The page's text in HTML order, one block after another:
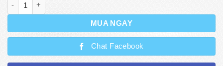
MUA NGAY
Chat Facebook